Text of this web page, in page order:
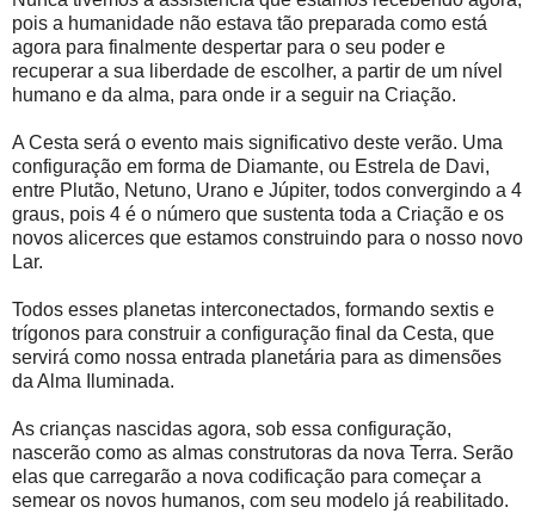
pois a humanidade não estava tão preparada como está
agora para finalmente despertar para o seu poder e
recuperar a sua liberdade de escolher, a partir de um nível
humano e da alma, para onde ir a seguir na Criação.
A Cesta será o evento mais significativo deste verão. Uma
configuração em forma de Diamante, ou Estrela de Davi,
entre Plutão, Netuno, Urano e Júpiter, todos convergindo a 4
graus, pois 4 é o número que sustenta toda a Criação e os
novos alicerces que estamos construindo para o nosso novo
Lar.
Todos esses planetas interconectados, formando sextis e
trígonos para construir a configuração final da Cesta, que
servirá como nossa entrada planetária para as dimensões
da Alma Iluminada.
As crianças nascidas agora, sob essa configuração,
nascerão como as almas construtoras da nova Terra. Serão
elas que carregarão a nova codificação para começar a
semear os novos humanos, com seu modelo já reabilitado.